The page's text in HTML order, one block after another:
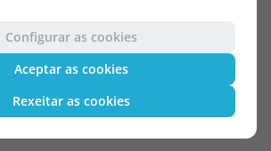
Configurar as cookies
Aceptar as cookies
Rexeitar as cookies